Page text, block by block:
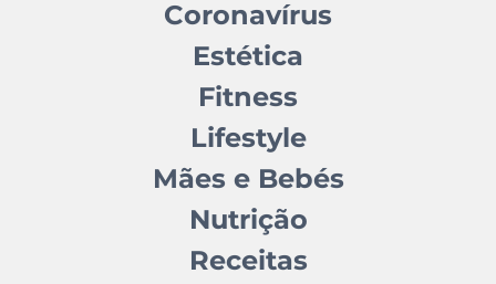
Coronavírus
Estética
Fitness
Lifestyle
Mães e Bebés
Nutrição
Receitas